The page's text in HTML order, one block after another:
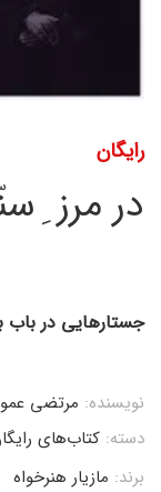
رایگان
در مرز
جستارهایی در باب
نویسنده: مرتضی
دسته: کتاب‌های
برند: مازیار هنرخواه